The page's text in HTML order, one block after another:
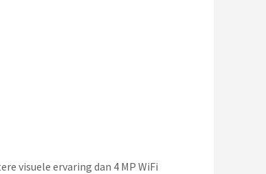
visuele ervaring dan 4 MP WiFi